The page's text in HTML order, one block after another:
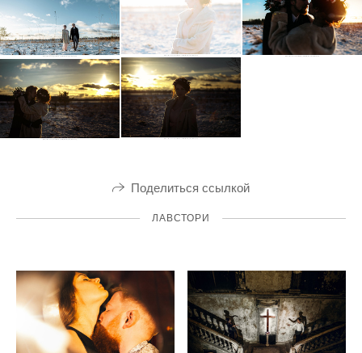
Поделиться ссылкой
ЛАВСТОРИ